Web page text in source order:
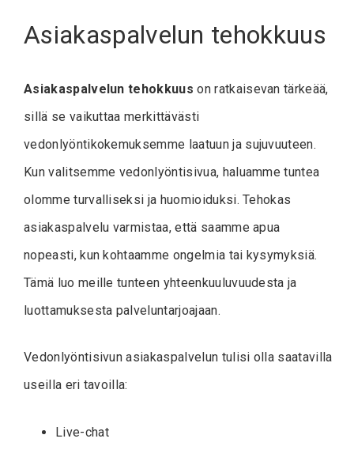
Asiakaspalvelun tehokkuus
Asiakaspalvelun tehokkuus on ratkaisevan tärkeää,
sillä se vaikuttaa merkittävästi
vedonlyöntikokemuksemme laatuun ja sujuvuuteen.
Kun valitsemme vedonlyöntisivua, haluamme tuntea
olomme turvalliseksi ja huomioiduksi. Tehokas
asiakaspalvelu varmistaa, että saamme apua
nopeasti, kun kohtaamme ongelmia tai kysymyksiä.
Tämä luo meille tunteen yhteenkuuluvuudesta ja
luottamuksesta palveluntarjoajaan.
Vedonlyöntisivun asiakaspalvelun tulisi olla saatavilla
useilla eri tavoilla:
Live-chat